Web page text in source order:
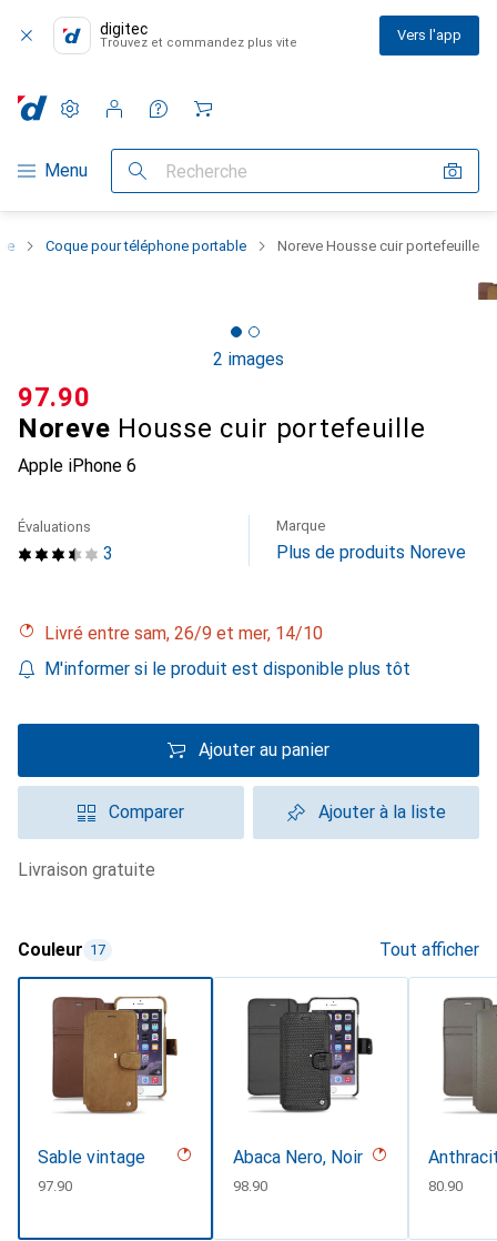
digitec
Trouvez et commandez plus vite Vers l'app
Navigation par catégorie
Menu Recherche
Paramètres
Compte client
Listes de comparaison
Listes d'envies
Panier
Coque pour téléphone portable Noreve Housse cuir portefeuille
2 images
Noreve Housse cuir portefeuille
Apple iPhone 6
CHF
97.90
3
Évaluations Marque
Plus de produits Noreve
Livré entre sam, 26/9 et mer, 14/10
M'informer si le produit est disponible plus tôt
Ajouter au panier
Comparer Ajouter à la liste
livraison gratuite
Couleur 17 Tout afficher
Sable vintage
CHF
97.90
Abaca Nero, Noir
CHF
98.90 CHF
80.90